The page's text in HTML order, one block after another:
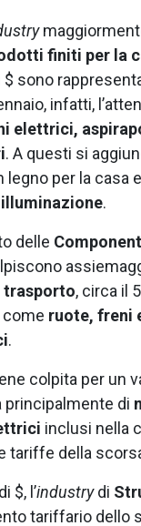
finiti per la
sono
infatti,
elettrici,
. A questi si
per la casa
.
delle
trasporto, circa il
ruote, freni
.
colpita per un
principalmente di
inclusi nella
tariffe della
$, l’industrydi
tariffario